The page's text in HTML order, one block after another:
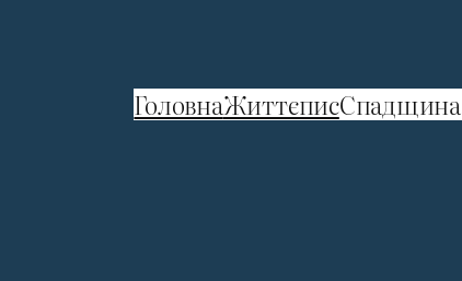
ГоловнаЖиттєписСпадщина